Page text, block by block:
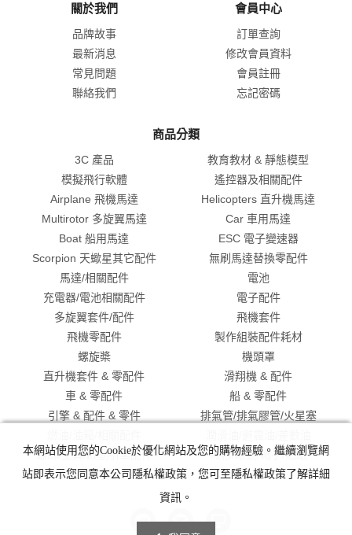
關於我們
品牌故事
最新消息
常見問題
聯絡我們
會員中心
訂單查詢
修改會員資料
會員註冊
忘記密碼
商品分類
3C 產品
教育教材 & 靜態模型
模擬飛行軟體
遙控器及相關配件
Airplane 飛機馬達
Helicopters 直升機馬達
Multirotor 多旋翼馬達
Car 車用馬達
Boat 船用馬達
ESC 電子變速器
Scorpion 天蠍星其它配件
無刷馬達替換零配件
馬達/相關配件
電池
充電器/電池相關配件
電子配件
多旋翼套件/配件
飛機套件
飛機零配件
製作組裝配件耗材
螺旋槳
機頭罩
直升機套件 & 零配件
滑翔機 & 配件
車 & 零配件
船 & 零配件
引擎 & 配件 & 零件
排氣管/排氣膠管/火星塞
螺絲/工具/啟動引擎配件
襯衫/眼鏡/帽子/貼紙
出清特價
本網站使用您的Cookie於優化網站及您的購物經驗。繼續瀏覽網
站即表示您同意本公司隱私權政策，您可至隱私權政策了解詳細
資訊。